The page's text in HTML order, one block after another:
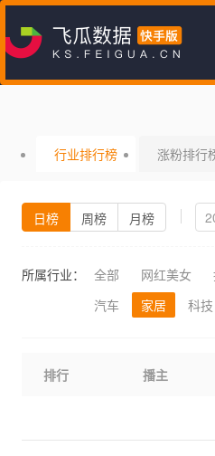
行业排行榜 涨粉排行
日榜 周榜 月榜
所属行业： 全部 网红美女
汽车
家居 科技
排行 播主